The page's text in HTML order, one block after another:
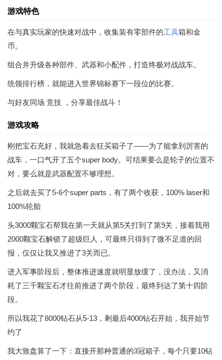
游戏特色
在与真实玩家的快速对战中，收集装有零部件的工具箱和金
币。
组合并升级各种部件、武器和小配件，打造终极对战战车。
统领排行榜，就能进入世界锦标赛下一段位的比赛。
与好友同场 竞技 ，分享最佳战斗！
游戏攻略
刚把宝石充好，我就急着去狂买箱子了——为了能拿到厉害的
战车，一口气开了五个super body。可结果要么是轮子的位置不
对，要么就是武器配置不够理想。
之后就去买了5-6个super parts，有了两个收获，100% laser和
100%轮胎
头3000颗宝石帮我在第一天就从第5关打到了第9关，接着我用
2000颗宝石解锁了超级巨人，可最终只得到了微不足道的回
报，仅仅让我又推进了3关而已。
进入军事阶段后，整体推进速度就明显放缓了，没办法，又消
耗了三千颗宝石才往前推进了两个阶段，最终到达了第十四阶
段。
所以我花了8000钻石从5-13，剩最后4000钻石开始，我开始节
约了
我大致盘算了一下：直接开那种普通的3冠箱子，每个只要10钻